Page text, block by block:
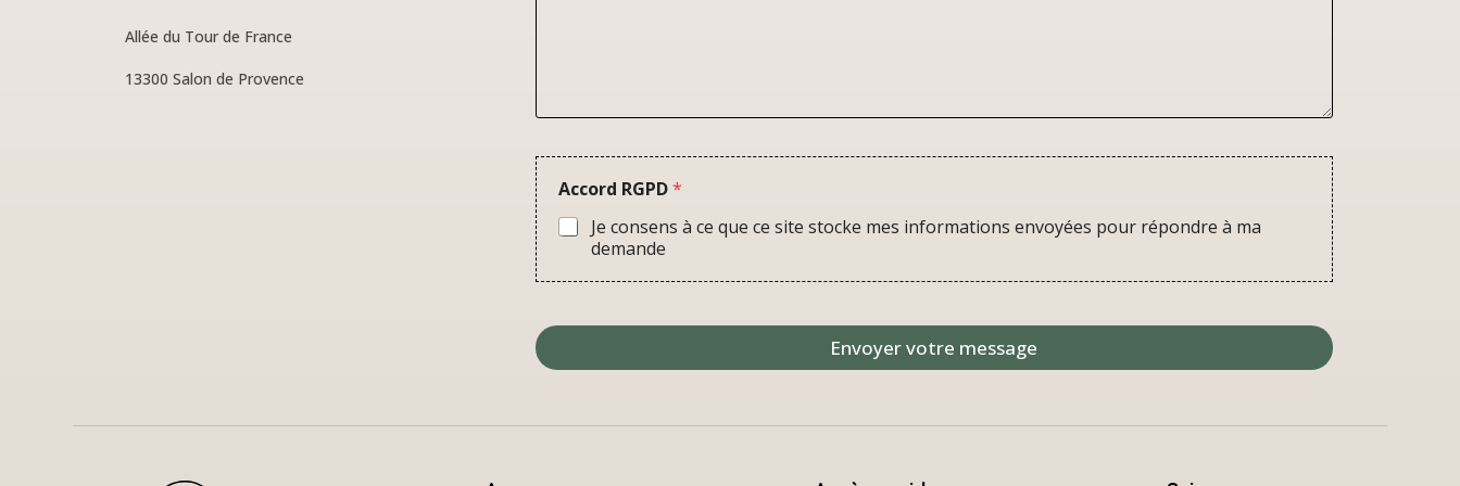
Allée du Tour de France
13300 Salon de Provence
Accord RGPD*
Je consens à ce que ce site stocke mes informations envoyées pour répondre à ma
demande
Envoyer votre message